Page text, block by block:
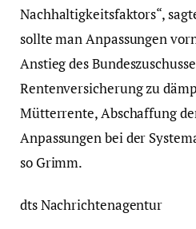
Nachhaltigkeitsfaktors“,
sollte man Anpassungen
Anstieg des
Rentenversicherung zu
Mütterrente, Abschaffung
Anpassungen bei der
so Grimm.
dts Nachrichtenagentur